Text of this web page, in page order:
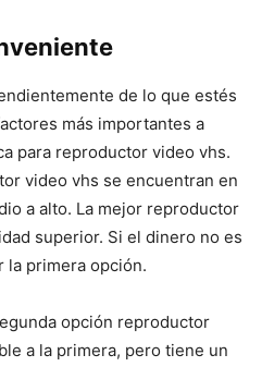
de lo que estés
más importantes a
para reproductor video vhs.
video vhs se encuentran en
a alto. La mejor reproductor
superior. Si el dinero no es
la primera opción.
opción reproductor
a la primera, pero tiene un